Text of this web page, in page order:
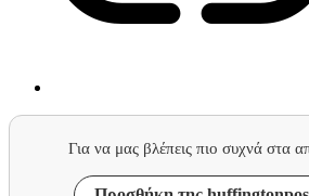
Για να μας βλέπεις πιο συχνά στα